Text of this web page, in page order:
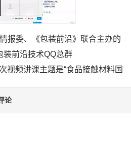
报委、《包装前沿》联合主办的
装前沿技术QQ总群
视频讲课主题是“食品接触材料国
论